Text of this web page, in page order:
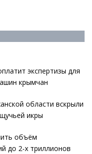
экспертизы для
крымчан
области вскрыли
икры
объём
до 2-х триллионов